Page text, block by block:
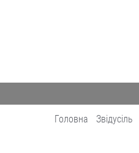
Головна Звідусіль